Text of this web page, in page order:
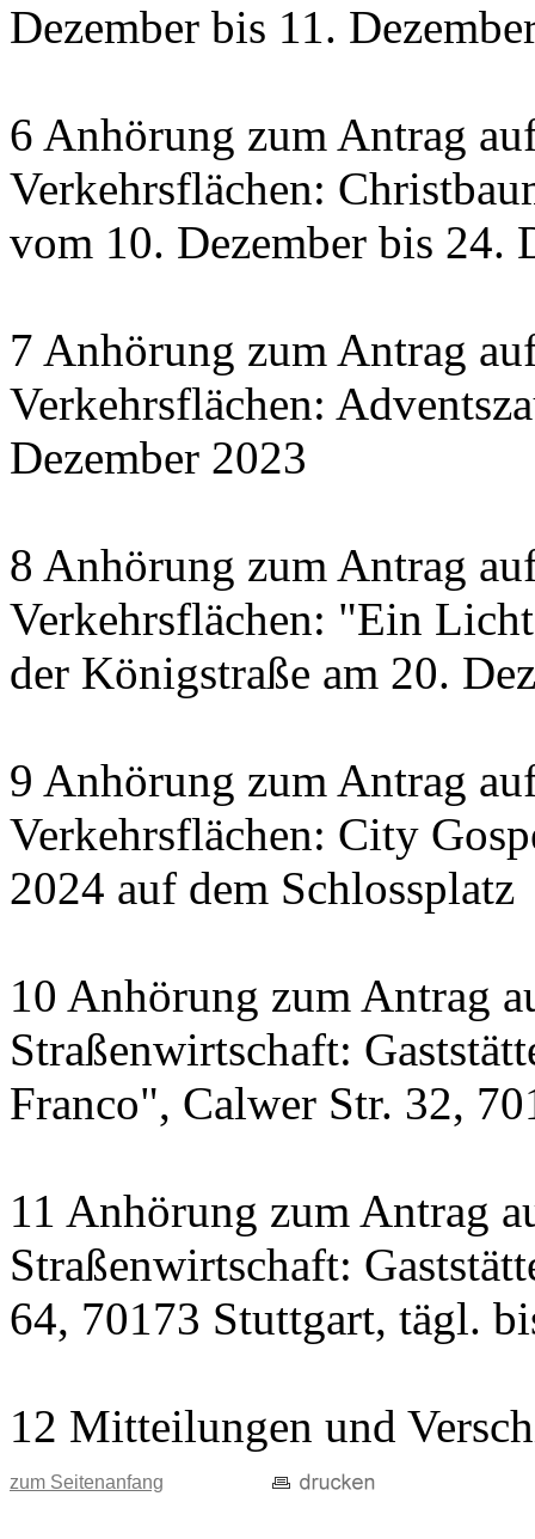
Dezember bis 11.
6 Anhörung zum Antrag
Verkehrsflächen:
vom 10. Dezember bis 24.
7 Anhörung zum Antrag
Verkehrsflächen:
Dezember 2023
8 Anhörung zum Antrag
Verkehrsflächen: "Ein
der Königstraße am 20.
9 Anhörung zum Antrag
Verkehrsflächen: City
2024 auf dem Schlossplatz
10 Anhörung zum Antrag
Straßenwirtschaft:
Franco", Calwer Str. 32,
11 Anhörung zum Antrag
Straßenwirtschaft:
64, 70173 Stuttgart, tägl.
12 Mitteilungen und
zum Seitenanfang